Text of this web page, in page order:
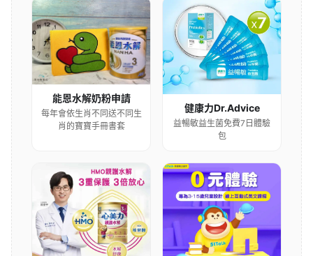
能恩水解奶粉申請
每年會依生肖不同送不同生
肖的寶寶手冊書套
健康力Dr.Advice
益暢敏益生菌免費7日體驗
包